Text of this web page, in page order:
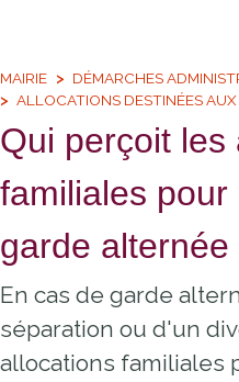
MAIRIE DÉMARCHES
ALLOCATIONS DESTINÉES
Qui perçoit les
familiales
garde alternée
En cas de garde
séparation ou d'un
allocations familiales